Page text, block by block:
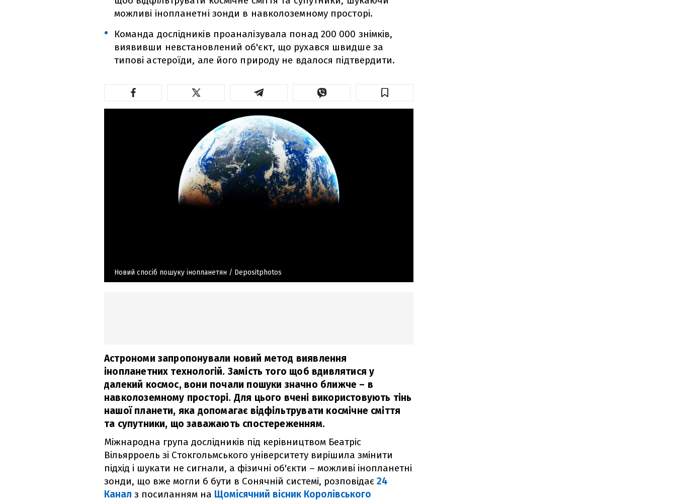
можливі інопланетні зонди в навколоземному просторі.
Команда дослідників проаналізувала понад 200 000 знімків,
виявивши невстановлений об'єкт, що рухався швидше за
типові астероїди, але його природу не вдалося підтвердити.
Новий спосіб пошуку інопланетян / Depositphotos
Астрономи запропонували новий метод виявлення
інопланетних технологій. Замість того щоб вдивлятися у
далекий космос, вони почали пошуки значно ближче – в
навколоземному просторі. Для цього вчені використовують тінь
нашої планети, яка допомагає відфільтрувати космічне сміття
та супутники, що заважають спостереженням.
Міжнародна група дослідників під керівництвом Беатріс
Вільярроель зі Стокгольмського університету вирішила змінити
підхід і шукати не сигнали, а фізичні об'єкти – можливі інопланетні
зонди, що вже могли б бути в Сонячній системі, розповідає 24
Канал з посиланням на Щомісячний вісник Королівського